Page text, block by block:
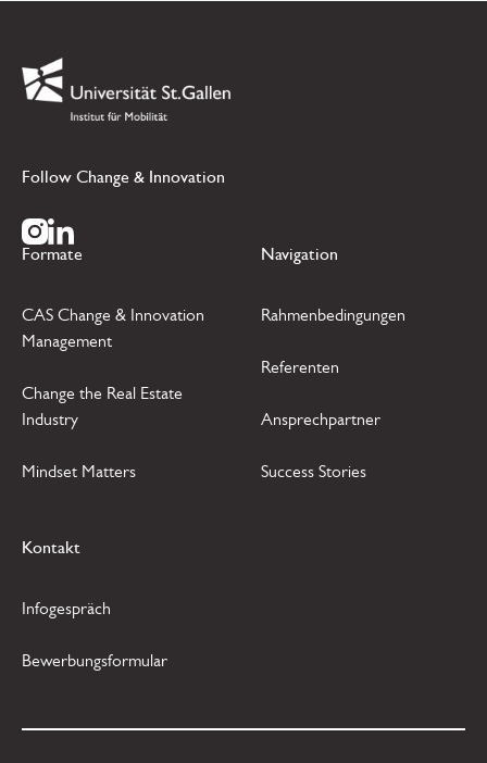
Link zur Startseite
Follow Change & Innovation
Zur Instagram Seite
Zur LinkedIn Seite
Formate
CAS Change & Innovation
Management
Change the Real Estate
Industry
Mindset Matters
Navigation
Rahmenbedingungen
Referenten
Ansprechpartner
Success Stories
Kontakt
Infogespräch
Bewerbungsformular